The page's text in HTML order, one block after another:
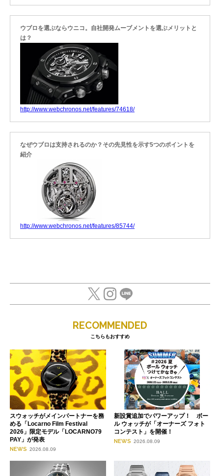
ウブロを選ぶならウニコ。自社開発ムーブメントを選ぶメリットと
は？
http://www.webchronos.net/features/74618/
なぜウブロは支持されるのか？その先見性を示す5つのポイントを
紹介
http://www.webchronos.net/features/85744/
RECOMMENDED
こちらもおすすめ
スウォッチがメインパートナーを務
める「Locarno Film Festival
2026」限定モデル「LOCARNO79
PAY」が発表
NEWS 2026.08.09
新設賞追加でパワーアップ！ ボー
ル ウォッチが「オーナーズ フォト
コンテスト」を開催！
NEWS 2026.08.09